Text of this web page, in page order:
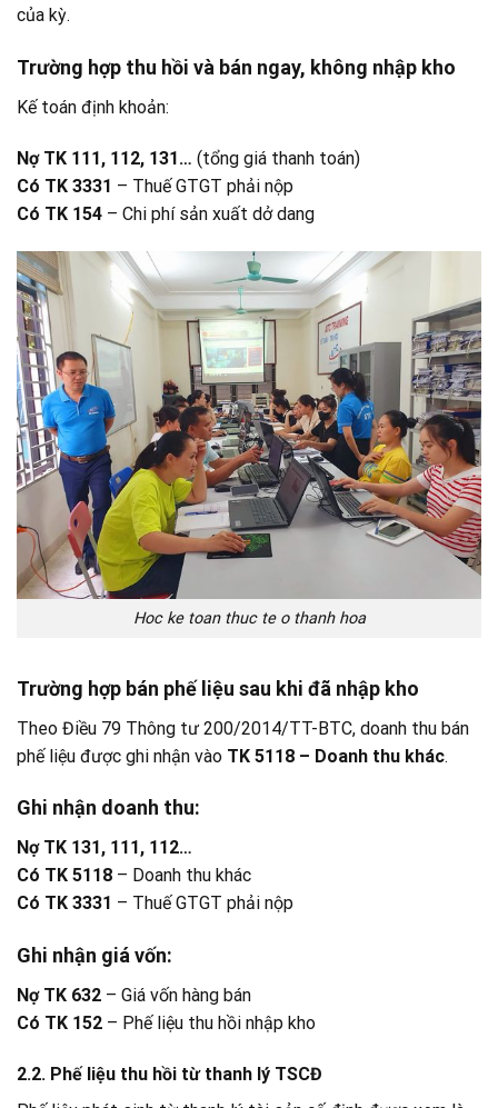
của kỳ.
Trường hợp thu hồi và bán ngay, không nhập kho
Kế toán định khoản:
Nợ TK 111, 112, 131… (tổng giá thanh toán)
Có TK 3331 – Thuế GTGT phải nộp
Có TK 154 – Chi phí sản xuất dở dang
Hoc ke toan thuc te o thanh hoa
Trường hợp bán phế liệu sau khi đã nhập kho
Theo Điều 79 Thông tư 200/2014/TT-BTC, doanh thu bán
phế liệu được ghi nhận vào TK 5118 – Doanh thu khác.
Ghi nhận doanh thu:
Nợ TK 131, 111, 112…
Có TK 5118 – Doanh thu khác
Có TK 3331 – Thuế GTGT phải nộp
Ghi nhận giá vốn:
Nợ TK 632 – Giá vốn hàng bán
Có TK 152 – Phế liệu thu hồi nhập kho
2.2. Phế liệu thu hồi từ thanh lý TSCĐ